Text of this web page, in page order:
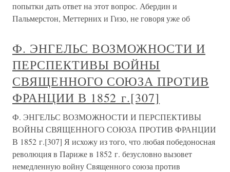
попытки дать ответ на этот вопрос. Абердин и
Пальмерстон, Меттерних и Гизо, не говоря уже об
Ф. ЭНГЕЛЬС ВОЗМОЖНОСТИ И
ПЕРСПЕКТИВЫ ВОЙНЫ
СВЯЩЕННОГО СОЮЗА ПРОТИВ
ФРАНЦИИ В 1852 г.[307]
Ф. ЭНГЕЛЬС ВОЗМОЖНОСТИ И ПЕРСПЕКТИВЫ
ВОЙНЫ СВЯЩЕННОГО СОЮЗА ПРОТИВ ФРАНЦИИ
В 1852 г.[307] Я исхожу из того, что любая победоносная
революция в Париже в 1852 г. безусловно вызовет
немедленную войну Священного союза против